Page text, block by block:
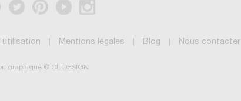
Mentions légales Blog Nous contacter
graphique © CL DESIGN